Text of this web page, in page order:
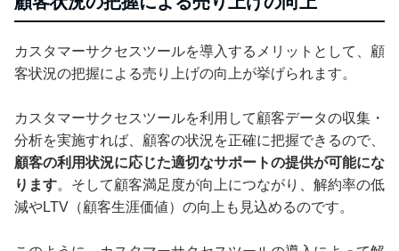
カスタマーサクセスツールを導入するメリットとして、顧
客状況の把握による売り上げの向上が挙げられます。
カスタマーサクセスツールを利用して顧客データの収集・
分析を実施すれば、顧客の状況を正確に把握できるので、
顧客の利用状況に応じた適切なサポートの提供が可能にな
ります。そして顧客満足度が向上につながり、解約率の低
減やLTV（顧客生涯価値）の向上も見込めるのです。